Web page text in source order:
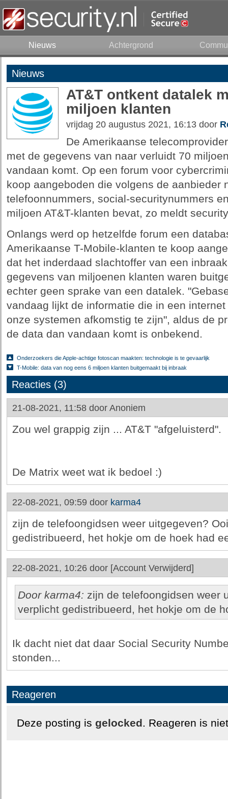
Nieuws Achtergrond
Nieuws
AT&T ontkent datalek
miljoen klanten
vrijdag 20 augustus 2021, 16:13 door
De Amerikaanse
met de gegevens van naar verluidt 70
vandaan komt. Op een forum voor
koop aangeboden die volgens de aanbieder
telefoonnummers, social-securitynummers
miljoen AT&T-klanten bevat, zo meldt
Onlangs werd op hetzelfde forum een
Amerikaanse T-Mobile-klanten te koop
dat het inderdaad slachtoffer van een
gegevens van miljoenen klanten waren
echter geen sprake van een datalek.
vandaag lijkt de informatie die in een
onze systemen afkomstig te zijn", aldus de
de data dan vandaan komt is onbekend.
Onderzoekers die Apple-achtige fotoscan maakten: technologie is te gevaarlijk
T-Mobile: data van nog eens 6 miljoen klanten buitgemaakt bij inbraak
Reacties (3)
21-08-2021, 11:58 door Anoniem
Zou wel grappig zijn ... AT&T "afgeluisterd".
De Matrix weet wat ik bedoel :)
22-08-2021, 09:59 door karma4
zijn de telefoongidsen weer uitgegeven?
gedistribueerd, het hokje om de hoek had
22-08-2021, 10:26 door [Account Verwijderd]
Door karma4: zijn de telefoongidsen weer
verplicht gedistribueerd, het hokje om de
Ik dacht niet dat daar Social Security
stonden...
Reageren
Deze posting is gelocked. Reageren is